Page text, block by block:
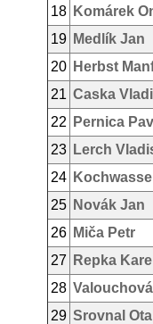
18 Komárek
19 Medlík Jan
20 Herbst
21 Caska
22
Pernica
23 Lerch
24
25 Novák Jan
26 Miča Petr
27
Repka
28
29 Srovnal